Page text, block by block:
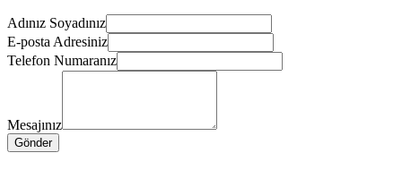
Adınız Soyadınız
E-posta Adresiniz
Telefon Numaranız
Mesajınız
Gönder